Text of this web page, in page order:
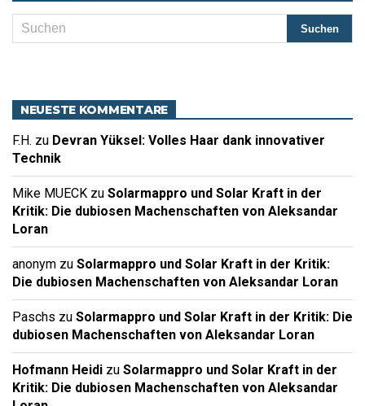
NEUESTE KOMMENTARE
F.H. zu Devran Yüksel: Volles Haar dank innovativer
Technik
Mike MUECK zu Solarmappro und Solar Kraft in der
Kritik: Die dubiosen Machenschaften von Aleksandar
Loran
anonym zu Solarmappro und Solar Kraft in der Kritik:
Die dubiosen Machenschaften von Aleksandar Loran
Paschs zu Solarmappro und Solar Kraft in der Kritik: Die
dubiosen Machenschaften von Aleksandar Loran
Hofmann Heidi zu Solarmappro und Solar Kraft in der
Kritik: Die dubiosen Machenschaften von Aleksandar